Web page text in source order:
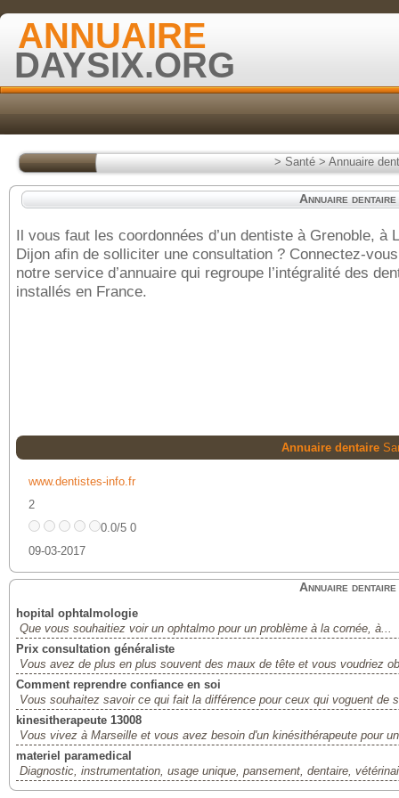
ANNUAIRE
DAYSIX.ORG
>Santé>Annuaire
Annuaire dentaire
Il vous faut les coordonnées d’un dentiste à Grenoble, à
Dijon afin de solliciter une consultation ? Connectez-
notre service d’annuaire qui regroupe l’intégralité des
installés en France.
Annuaire dentaire
www.dentistes-info.fr
2
0.0/5 0
09-03-2017
Annuaire dentaire
hopital ophtalmologie
Que vous souhaitiez voir un ophtalmo pour un problème à la cornée, à...
Prix consultation généraliste
Vous avez de plus en plus souvent des maux de tête et vous voudriez
Comment reprendre confiance en soi
Vous souhaitez savoir ce qui fait la différence pour ceux qui voguent de
kinesitherapeute 13008
Vous vivez à Marseille et vous avez besoin d'un kinésithérapeute pour
materiel paramedical
Diagnostic, instrumentation, usage unique, pansement, dentaire,